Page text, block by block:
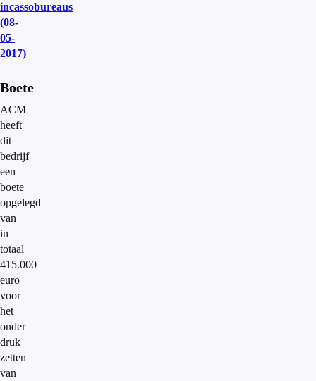
incassobureaus
(08-
05-
2017)
Boete
ACM
heeft
dit
bedrijf
een
boete
opgelegd
van
in
totaal
415.000
euro
voor
het
onder
druk
zetten
van